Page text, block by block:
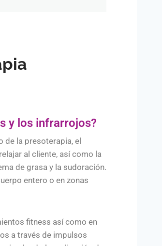
y los infrarrojos?
de la presoterapia, el
al cliente, así como la
de grasa y la sudoración.
entero o en zonas
fitness así como en
a través de impulsos